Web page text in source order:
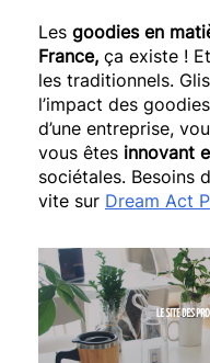
Les goodiesen
France, ça existe ! Et
les traditionnels.
l’impact des goodies
d’une entreprise,
vous êtes innovant
sociétales. Besoins
vite sur Dream Act